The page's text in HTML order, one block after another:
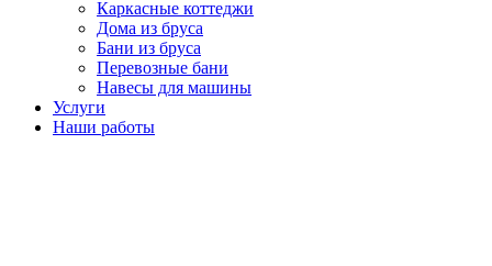
Каркасные коттеджи
Дома из бруса
Бани из бруса
Перевозные бани
Навесы для машины
Услуги
Наши работы